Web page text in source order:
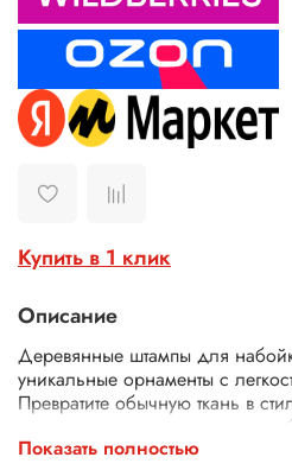
Купить в 1 клик
Описание
Деревянные штампы для
уникальные орнаменты с
Превратите обычную ткань в
деревянными штампами для
подходят для декора одежды,
Показать полностью